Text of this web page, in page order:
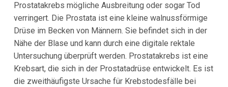
Prostatakrebs mögliche Ausbreitung oder sogar Tod
verringert. Die Prostata ist eine kleine walnussförmige
Drüse im Becken von Männern. Sie befindet sich in der
Nähe der Blase und kann durch eine digitale rektale
Untersuchung überprüft werden. Prostatakrebs ist eine
Krebsart, die sich in der Prostatadrüse entwickelt. Es ist
die zweithäufigste Ursache für Krebstodesfälle bei